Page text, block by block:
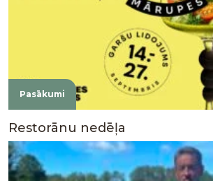
Pasākumi
Restorānu nedēļa